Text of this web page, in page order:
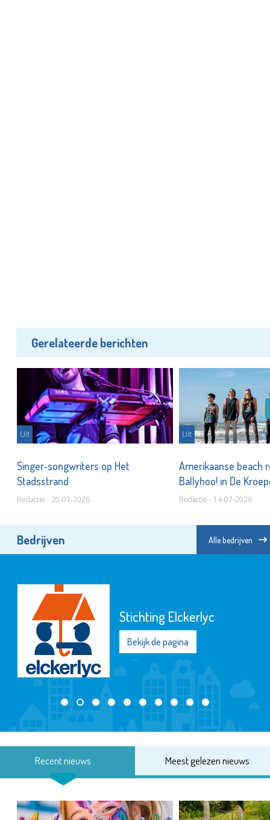
Gerelateerde berichten
Uit
Singer-songwriters op Het
Stadsstrand
Redactie - 20-07-2026
Uit
Amerikaanse beach
Ballyhoo! in De
Redactie - 14-07-2026
Bedrijven Alle bedrijven
Stichting Elckerlyc
Bekijk de pagina
Recent nieuws Meest gelezen nieuws